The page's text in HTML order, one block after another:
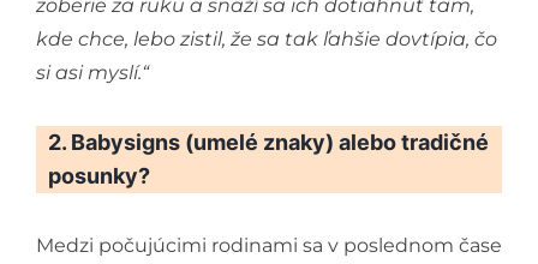
zoberie za ruku a snaží sa ich dotiahnuť tam,
kde chce, lebo zistil, že sa tak ľahšie dovtípia, čo
si asi myslí.“
2. Babysigns (umelé znaky) alebo tradičné
posunky?
Medzi počujúcimi rodinami sa v poslednom čase